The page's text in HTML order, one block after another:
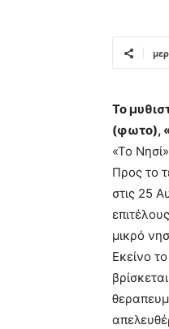
Το
(φωτο),
«Το
Προς το
στις 25
μικρό
Εκείνο